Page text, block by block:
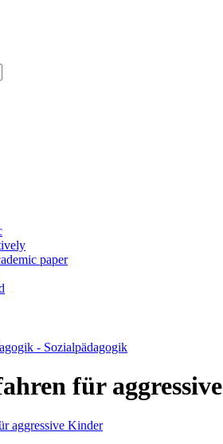
paper
- Sozialpädagogik
für